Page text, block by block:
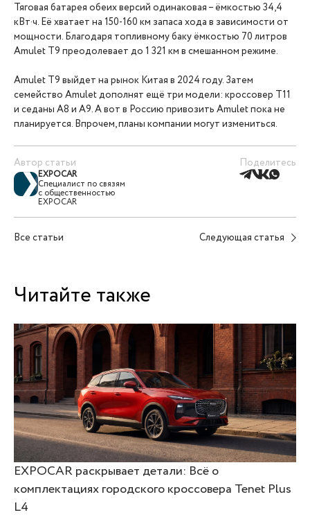
Тяговая батарея обеих версий одинаковая – ёмкостью 34,4
кВт·ч. Её хватает на 150-160 км запаса хода в зависимости от
мощности. Благодаря топливному баку ёмкостью 70 литров
Amulet T9 преодолевает до 1 321 км в смешанном режиме.
Amulet T9 выйдет на рынок Китая в 2024 году. Затем
семейство Amulet дополнят ещё три модели: кроссовер T11
и седаны А8 и А9. А вот в Россию привозить Amulet пока не
планируется. Впрочем, планы компании могут измениться.
Автор статьи
EXPOCAR
Специалист по связям
с общественностью
EXPOCAR
Поделитесь
Все статьи Следующая статья
Читайте также
EXPOCAR раскрывает детали: Всё о
комплектациях городского кроссовера Tenet Plus
L4